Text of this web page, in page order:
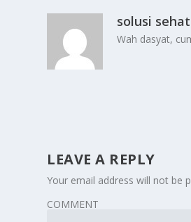
solusi sehat
Wah dasyat,
LEAVE A REPLY
Your email address will not be
COMMENT